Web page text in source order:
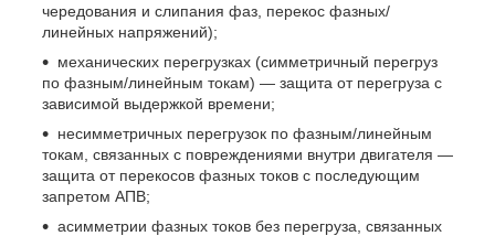
чередования и слипания фаз, перекос фазных/
линейных напряжений);
механических перегрузках (симметричный перегруз
по фазным/линейным токам) — защита от перегруза с
зависимой выдержкой времени;
несимметричных перегрузок по фазным/линейным
токам, связанных с повреждениями внутри двигателя —
защита от перекосов фазных токов с последующим
запретом АПВ;
асимметрии фазных токов без перегруза, связанных